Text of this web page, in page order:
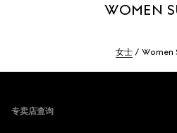
WOMEN
女士 Women
专卖店查询